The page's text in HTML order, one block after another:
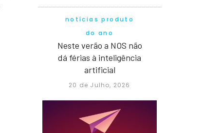
notícias produto
do ano
Neste verão a NOS não
dá férias à inteligência
artificial
20 de Julho, 2026